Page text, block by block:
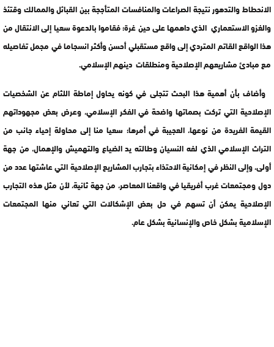
الانحطاط والتدهور نتيجة الصراعات والمنافسات المتأججة بين القبائل والممالك وقتئذ
والغزو الاستعماري الذي داهمها على حين غرة؛ فقاموا بالدعوة سعيا إلى الانتقال من
هذا الواقع القاتم المتردي إلى واقع مستقبلي أحسن وأكثر انسجاما في مجمل تفاصيله
مع مبادئ مشاريعهم الإصلاحية ومنطلقات دينهم الإسلامي.
وأضاف بأن أهمية هذا البحث تتجلى في كونه يحاول إماطة اللثام عن الشخصيات
الإصلاحية التي تركت بصماتها واضحة في الفكر الإسلامي، وعرض بعض مجهوداتهم
القيمة الفريدة من نوعها، العجيبة في أمرها؛ سعيا منا إلى محاولة إحياء جانب من
التراث الإسلامي الذي لفه النسيان وطالته يد الضياع والتهميش والإهمال، من جهة
أولى، وإلى النظر في إمكانية الاحتذاء بتجارب المشاريع الإصلاحية التي عاشتها عدد من
دول ومجتمعات غرب أفريقيا في واقعنا المعاصر، من جهة ثانية، لأن مثل هذه التجارب
الإصلاحية يمكن أن تسهم في حل بعض الإشكالات التي تعاني منها المجتمعات
الإسلامية بشكل خاص والإنسانية بشكل عام.